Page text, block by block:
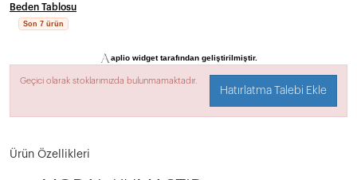
Beden Tablosu
Son 7 ürün
Geçici olarak stoklarımızda bulunmamaktadır.